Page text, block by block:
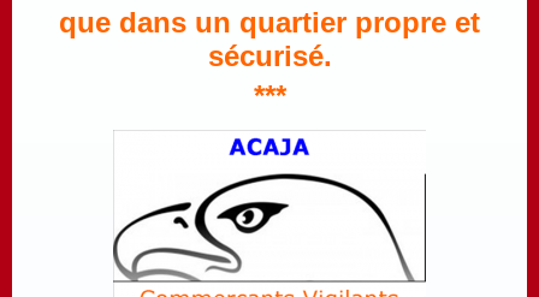
que dans un quartier propre et
sécurisé.
***